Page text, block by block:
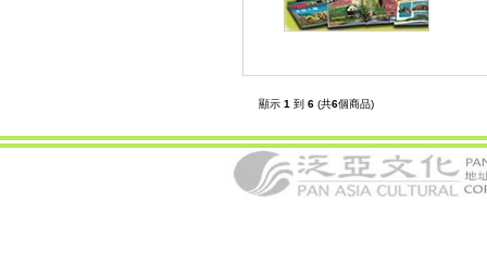
顯示 1 到 6(共6個商品)